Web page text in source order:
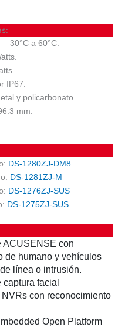
30°C a 60°C.
IP67.
y policarbonato.
mm.
DS-1280ZJ-DM8
DS-1281ZJ-M
DS-1276ZJ-SUS
DS-1275ZJ-SUS
ACUSENSE con
de humano y vehículos
línea o intrusión.
facial
con reconocimiento
Open Platform